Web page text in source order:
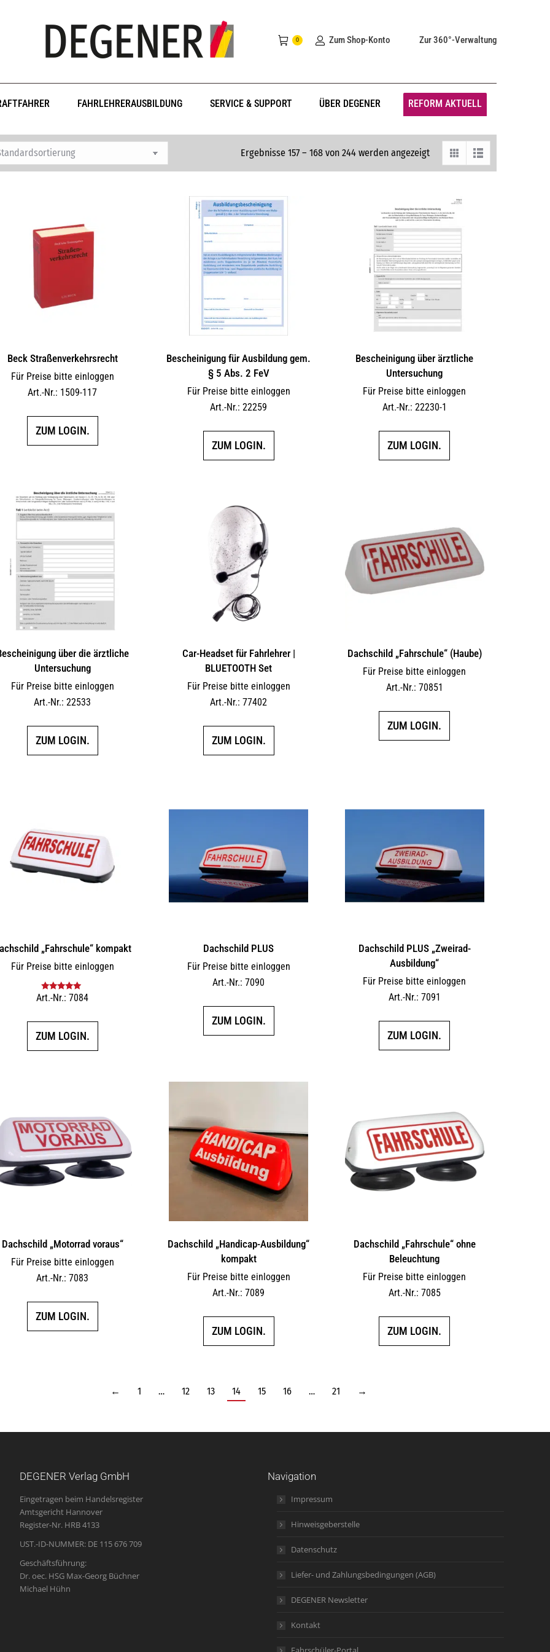
0 Zum Shop-Konto Zur 360°-Verwaltung
FAHRLEHRERAUSBILDUNG SERVICE & SUPPORT ÜBER DEGENER REFORM AKTUELL
Ergebnisse 157 – 168 von 244 werden angezeigt
Beck Straßenverkehrsrecht
Für Preise bitte einloggen
Art.-Nr.: 1509-117
ZUM LOGIN.
Bescheinigung für Ausbildung gem.
§ 5 Abs. 2 FeV
Für Preise bitte einloggen
Art.-Nr.: 22259
ZUM LOGIN.
Bescheinigung über ärztliche
Untersuchung
Für Preise bitte einloggen
Art.-Nr.: 22230-1
ZUM LOGIN.
über die ärztliche
Untersuchung
Für Preise bitte einloggen
Art.-Nr.: 22533
ZUM LOGIN.
Car-Headset für Fahrlehrer |
BLUETOOTH Set
Für Preise bitte einloggen
Art.-Nr.: 77402
ZUM LOGIN.
Dachschild „Fahrschule“ (Haube)
Für Preise bitte einloggen
Art.-Nr.: 70851
ZUM LOGIN.
„Fahrschule“ kompakt
Für Preise bitte einloggen
Bewertet mit
Art.-Nr.: 7084
ZUM LOGIN.
Dachschild PLUS
Für Preise bitte einloggen
Art.-Nr.: 7090
ZUM LOGIN.
Dachschild PLUS „Zweirad-
Ausbildung“
Für Preise bitte einloggen
Art.-Nr.: 7091
ZUM LOGIN.
Dachschild „Motorrad voraus“
Für Preise bitte einloggen
Art.-Nr.: 7083
ZUM LOGIN.
Dachschild „Handicap-Ausbildung“
kompakt
Für Preise bitte einloggen
Art.-Nr.: 7089
ZUM LOGIN.
Dachschild „Fahrschule“ ohne
Beleuchtung
Für Preise bitte einloggen
Art.-Nr.: 7085
ZUM LOGIN.
← 1 … 12 13 14 15 16 … 21 →
DEGENER Verlag GmbH
Eingetragen beim Handelsregister
Amtsgericht Hannover
Register-Nr. HRB 4133
UST.-ID-NUMMER: DE 115 676 709
Geschäftsführung:
Dr. oec. HSG Max-Georg Büchner
Michael Hühn
Navigation
Impressum
Hinweisgeberstelle
Datenschutz
Liefer- und Zahlungsbedingungen (AGB)
DEGENER Newsletter
Kontakt